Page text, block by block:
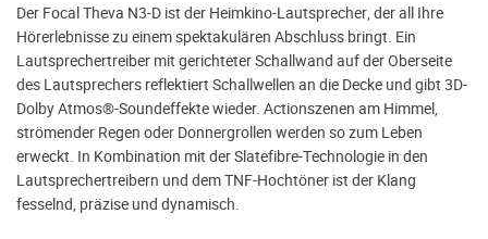
Der Focal Theva N3-D ist der Heimkino-Lautsprecher, der all Ihre
Hörerlebnisse zu einem spektakulären Abschluss bringt. Ein
Lautsprechertreiber mit gerichteter Schallwand auf der Oberseite
des Lautsprechers reflektiert Schallwellen an die Decke und gibt 3D-
Dolby Atmos®-Soundeffekte wieder. Actionszenen am Himmel,
strömender Regen oder Donnergrollen werden so zum Leben
erweckt. In Kombination mit der Slatefibre-Technologie in den
Lautsprechertreibern und dem TNF-Hochtöner ist der Klang
fesselnd, präzise und dynamisch.